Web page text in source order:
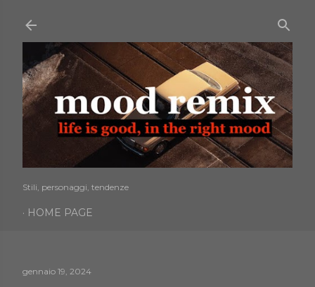
Stili, personaggi, tendenze
HOME PAGE
gennaio 19, 2024